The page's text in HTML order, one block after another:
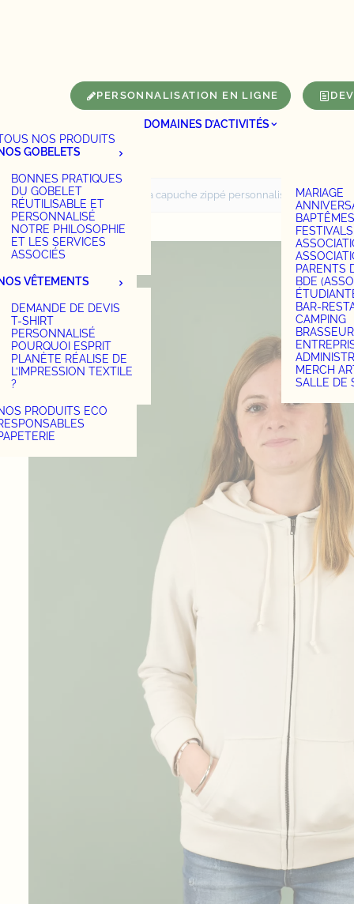
NOS PRODUITS
GOBELETS
BONNES PRATIQUES
DU GOBELET
RÉUTILISABLE ET
PERSONNALISÉ
NOTRE PHILOSOPHIE
ET LES SERVICES
ASSOCIÉS
VÊTEMENTS
DEMANDE DE DEVIS
T-SHIRT
PERSONNALISÉ
POURQUOI ESPRIT
PLANÈTE RÉALISE DE
L’IMPRESSION TEXTILE
?
PRODUITS ECO
DOMAINES D’ACTIVITÉS
MARIAGE
BAPTÊMES
FESTIVALS
PARENTS
BDE
BAR-
CAMPING
MERCH
SALLE DE
PERSONNALISATION EN LIGNE
Accueil Sweat à capuche zippé personnalisé en coton bio